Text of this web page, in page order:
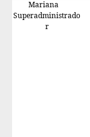
Mariana
Superadministrado
r